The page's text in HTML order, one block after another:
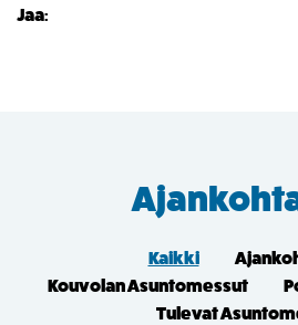
Jaa:
Kaikki
Kouvolan Asuntomessut
Tulevat